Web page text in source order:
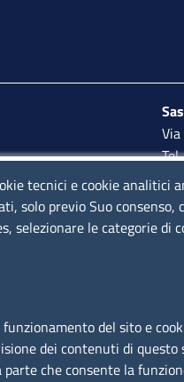
pomeriggio:
e
tecnici e cookie analitici
solo previo Suo
selezionare le categorie di
funzionamento del sito e
dei contenuti di
parte che consente la